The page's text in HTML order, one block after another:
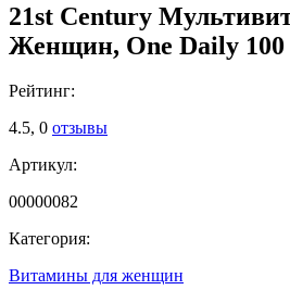
21st Century
Женщин, One Daily 100
Рейтинг:
4.5, 0 отзывы
Артикул:
00000082
Категория:
Витамины для женщин